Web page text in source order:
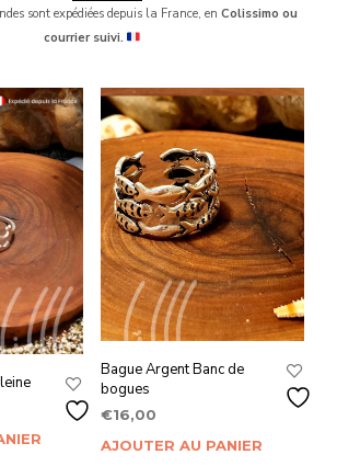
sont expédiées depuis la France, en Colissimo ou
courrier suivi.
Bague Argent Banc de
bogues
€16,00
AJOUTER AU PANIER